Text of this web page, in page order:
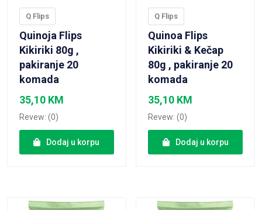
Q Flips
Quinoja Flips
Kikiriki 80g ,
pakiranje 20
komada
35,10 KM
Revew: (0)
Dodaj u korpu
Q Flips
Quinoa Flips
Kikiriki & Kečap
80g , pakiranje 20
komada
35,10 KM
Revew: (0)
Dodaj u korpu